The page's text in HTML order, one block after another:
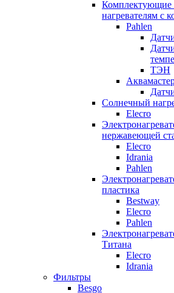
Комплектующие
нагревателям с
Pahlen
ТЭН
Солнечный
Elecro
нержавеющей
Elecro
Idrania
Pahlen
пластика
Bestway
Elecro
Pahlen
Титана
Elecro
Idrania
Фильтры
Besgo